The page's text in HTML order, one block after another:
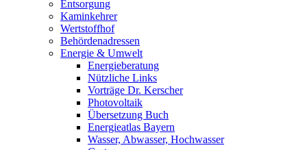
Entsorgung
Kaminkehrer
Wertstoffhof
Behördenadressen
Energie & Umwelt
Energieberatung
Nützliche Links
Vorträge Dr. Kerscher
Photovoltaik
Übersetzung Buch
Energieatlas Bayern
Wasser, Abwasser, Hochwasser